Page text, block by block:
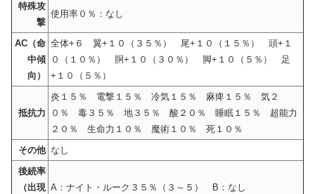
特殊攻
撃
使用率０％：なし
AC（命
中傾
向）
全体+６ 翼+１０（３５％） 尾+１０（１５％） 頭+１
０（１０％） 胴+１０（３０％） 脚+１０（５％） 足
+１０（５％）
抵抗力
炎１５％ 電撃１５％ 冷気１５％ 麻痺１５％ 気２
０％ 毒３５％ 地３５％ 酸２０％ 睡眠１５％ 超能力
２０％ 生命力１０％ 魔術１０％ 死１０％
その他 なし
後続率
（出現 A：ナイト・ルーク３５％（３～５） B：なし